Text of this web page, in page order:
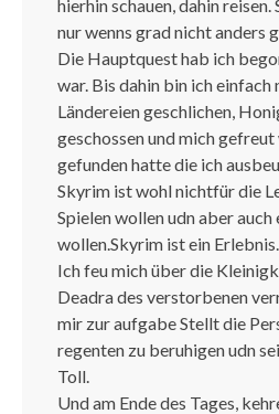
hierhin schauen, dahin
nur wenns grad nicht anders
Die Hauptquest hab ich
war. Bis dahin bin ich einfach
Ländereien geschlichen,
geschossen und mich
gefunden hatte die ich
Skyrim ist wohl nichtfür die
Spielen wollen udn aber auch
wollen.Skyrim ist ein Erlebnis.
Ich feu mich über die
Deadra des verstorbenen
mir zur aufgabe Stellt die
regenten zu beruhigen udn
Toll.
Und am Ende des Tages,